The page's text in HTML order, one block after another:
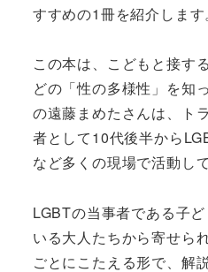
すすめの1冊を紹介します
この本は、こどもと接す
どの「性の多様性」を知
の遠藤まめたさんは、ト
者として10代後半から
など多くの現場で活動し
LGBTの当事者である子
いる大人たちから寄せら
ごとにこたえる形で、解